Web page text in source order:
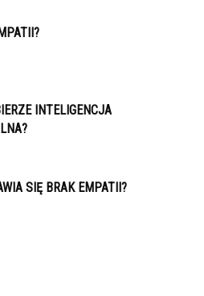
INTELIGENCJA
SIĘ BRAK EMPATII?